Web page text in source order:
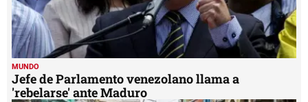
MUNDO
Jefe de Parlamento venezolano llama a
'rebelarse' ante Maduro